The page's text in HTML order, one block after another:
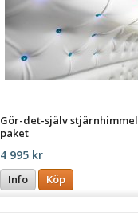
Gör-det-själv stjärnhimmel
paket
4 995 kr
Info Köp